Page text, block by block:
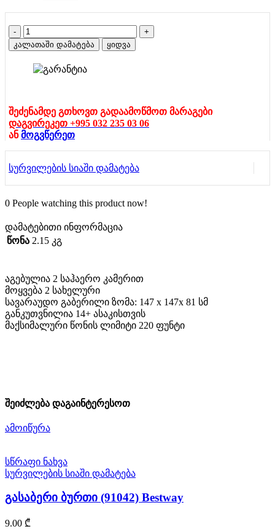
was:
is:
რაოდენობა:
გასაბერი
იხვი,
(57556),
INTEX,
კალათაში დამატება ყიდვა
შეძენამდე გთხოვთ გადაამოწმოთ მარაგები
დაგვირეკეთ +995 032 235 03 06
ანმოგვწერეთ
სურვილების სიაში დამატება
0 People watching this product now!
დამატებითი ინფორმაცია
წონა 2.15 კგ
აგებულია 2 საჰაერო კამერით
მოყვება 2 სახელური
სავარაუდო გაბერილი ზომა: 147 x 147x 81 სმ
განკუთვნილია 14+ ასაკისთვის
მაქსიმალური წონის ლიმიტი 220 ფუნტი
შეიძლება დაგაინტერესოთ
ამოიწურა
სწრაფი ნახვა
სურვილების სიაში დამატება
გასაბერი ბურთი (91042) Bestway
9.00 ₾